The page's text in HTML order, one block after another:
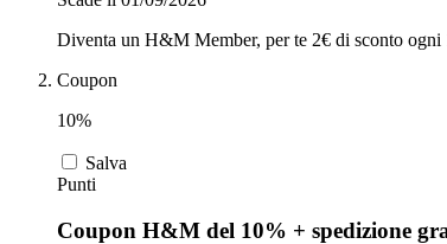
Diventa un H&M Member, per te 2€ di sconto
Coupon
10%
Salva
Punti
Coupon H&M del 10% + spedizione